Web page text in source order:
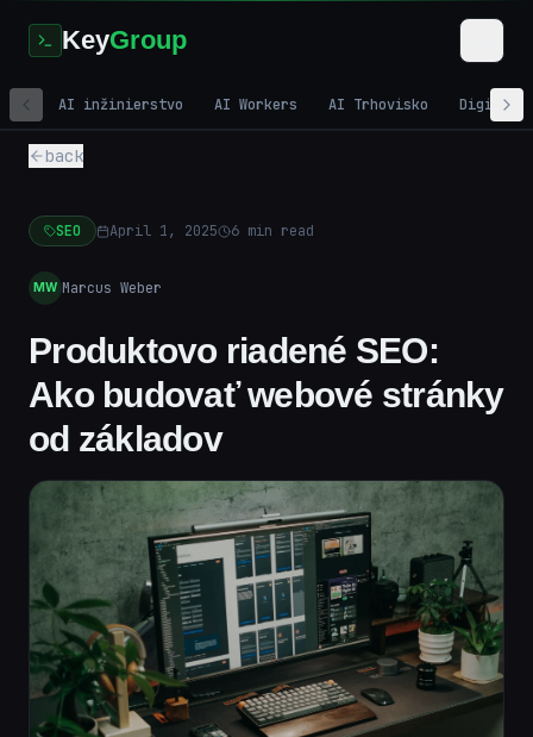
KeyGroup
AI inžinierstvo AI Workers AI Trhovisko
back
SEO April 1, 2025 6 min read
MW Marcus Weber
Produktovo riadené SEO:
Ako budovať webové stránky
od základov